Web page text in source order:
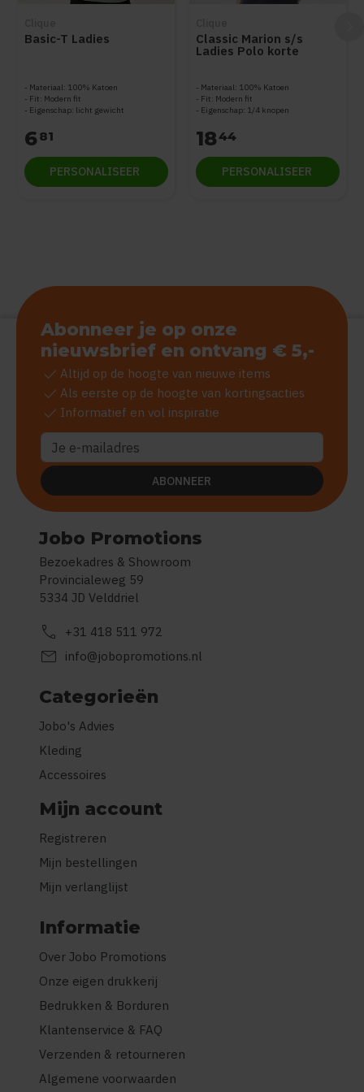
Basic-T Ladies
Materiaal: 100% Katoen
Fit: Modern fit
Eigenschap: licht gewicht
681
PERSONALISEER
Classic Marion s/s
Ladies Polo korte
Materiaal: 100% Katoen
Fit: Modern fit
Eigenschap: 1/4 knopen
1844
PERSONALISEER
Jobo Promotions
Bezoekadres & Showroom
Provincialeweg 59
5334 JD Velddriel
call +31 418 511 972
mail info@jobopromotions.nl
Categorieën
Jobo's Advies
Kleding
Accessoires
Mijn account
Registreren
Mijn bestellingen
Mijn verlanglijst
Informatie
Over Jobo Promotions
Onze eigen drukkerij
Bedrukken & Borduren
Klantenservice & FAQ
Verzenden & retourneren
Algemene voorwaarden
Abonneer je op onze
nieuwsbrief en ontvang € 5,-
check Altijd op de hoogte van nieuwe items
check Als eerste op de hoogte van kortingsacties
check Informatief en vol inspiratie
ABONNEER